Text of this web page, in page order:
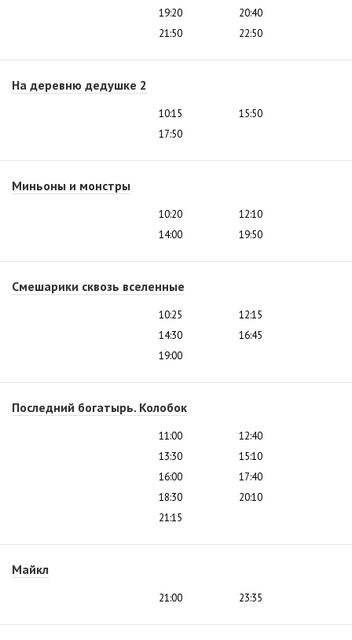
19:20
20:40
21:50
22:50
На деревню дедушке 2
10:15
15:50
17:50
Миньоны и монстры
10:20
12:10
14:00
19:50
Смешарики сквозь вселенные
10:25
12:15
14:30
16:45
19:00
Последний богатырь. Колобок
11:00
12:40
13:30
15:10
16:00
17:40
18:30
20:10
21:15
Майкл
21:00 23:35